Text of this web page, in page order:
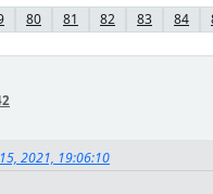
80 81 82 83 84
2021, 19:06:10